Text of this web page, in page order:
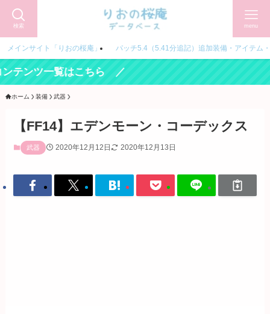
検索 menu
メインサイト「りおの桜庵」 パッチ5.4（5.41分追記）追加装備・アイテム
ホーム 装備 武器
【FF14】エデンモーン・コーデックス
武器 2020年12月12日 2020年12月13日